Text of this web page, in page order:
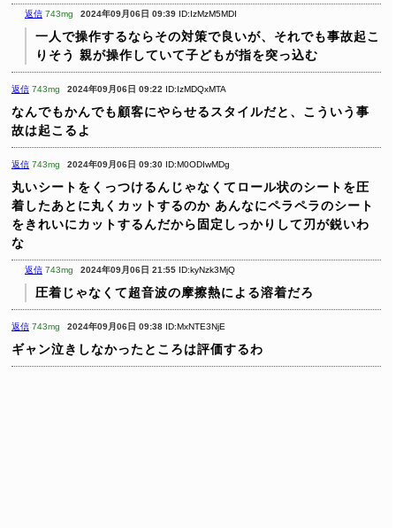
返信 743mg 2024年09月06日 09:39 ID:IzMzM5MDI
一人で操作するならその対策で良いが、それでも事故起こ
りそう 親が操作していて子どもが指を突っ込む
返信 743mg 2024年09月06日 09:22 ID:IzMDQxMTA
なんでもかんでも顧客にやらせるスタイルだと、こういう事
故は起こるよ
返信 743mg 2024年09月06日 09:30 ID:M0ODIwMDg
丸いシートをくっつけるんじゃなくてロール状のシートを圧
着したあとに丸くカットするのか あんなにペラペラのシート
をきれいにカットするんだから固定しっかりして刃が鋭いわ
な
返信 743mg 2024年09月06日 21:55 ID:kyNzk3MjQ
圧着じゃなくて超音波の摩擦熱による溶着だろ
返信 743mg 2024年09月06日 09:38 ID:MxNTE3NjE
ギャン泣きしなかったところは評価するわ